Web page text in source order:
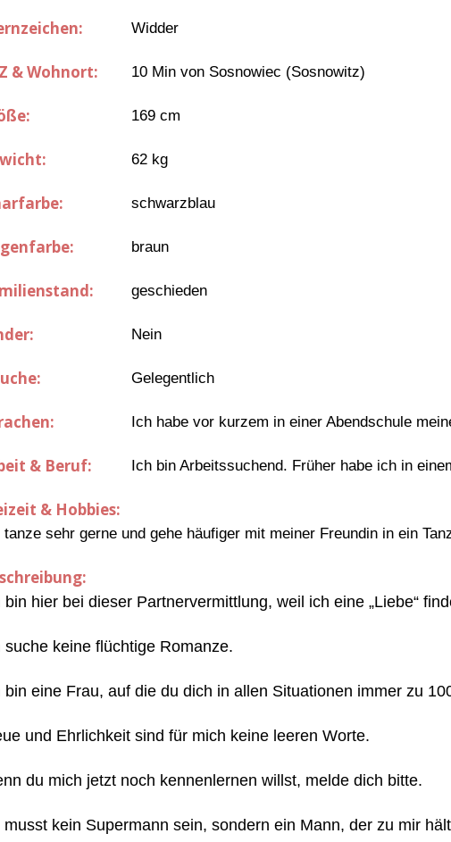
Widder
& Wohnort: 10 Min von Sosnowiec (Sosnowitz)
169 cm
62 kg
schwarzblau
braun
geschieden
Nein
Gelegentlich
Ich habe vor kurzem in einer Abendschule
& Beruf: Ich bin Arbeitssuchend. Früher habe ich in
& Hobbies:
tanze sehr gerne und gehe häufiger mit meiner Freundin in ein
bin hier bei dieser Partnervermittlung, weil ich eine „Liebe“
suche keine flüchtige Romanze.
bin eine Frau, auf die du dich in allen Situationen immer zu
und Ehrlichkeit sind für mich keine leeren Worte.
du mich jetzt noch kennenlernen willst, melde dich bitte.
musst kein Supermann sein, sondern ein Mann, der zu mir